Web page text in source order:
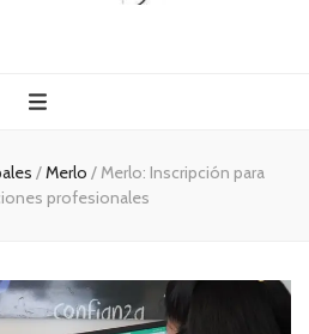
es
/Merlo /Merlo: Inscripción para
profesionales